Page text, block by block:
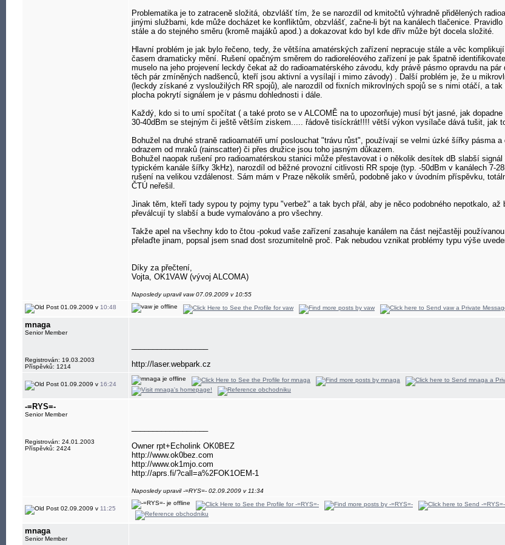
Problematika je to zatraceně složitá, obzvlášť tím, že se narozdíl od kmitočtů výhradně přidělených
jinými službami, kde může docházet ke konfliktům, obzvlášť, začne-li být na kanálech tlačenice.
stále a do stejného směru (kromě majáků apod.) a dokazovat kdo byl kde dřív může být docela složité.
Hlavní problém je jak bylo řečeno, tedy, že většína amatérských zařízení nepracuje stále a věc
časem dramaticky mění. Rušení opačným směrem do radioreléového zařízení je pak špatně
muselo na jeho projevení leckdy čekat až do radioamatérského závodu, kdy právě pásmo opravdu na
těch pár zmíněných nadšenců, kteří jsou aktivní a vysílají i mimo závody) . Další problém je, že u
(leckdy získané z vysloužilých RR spojů), ale narozdíl od fixních mikrovlných spojů se s nimi otáčí, a
plocha pokrytí signálem je v pásmu dohlednosti i dále.
Každý, kdo si to umí spočítat ( a také proto se v ALCOMĚ na to upozorňuje) musí být jasné, jak
30-40dBm se stejným či ještě větším ziskem..... řádově tisíckrát!!!! větší výkon vysílače dává tušit, jak
Bohužel na druhé straně radioamatéři umí poslouchat "trávu růst", používají se velmi úzké šířky
odrazem od mraků (rainscatter) či přes družice jsou toho jasným důkazem.
Bohužel naopak rušení pro radioamatérskou stanici může přestavovat i o několik desítek dB slabší
typickém kanále šířky 3kHz), narozdíl od běžné provozní citlivosti RR spoje (typ. -50dBm v kanálech 7-
rušení na velikou vzdálenost. Sám mám v Praze několik směrů, podobně jako v úvodním příspěvku,
ČTÚ neřešil.
Jinak těm, kteří tady sypou ty pojmy typu "verbež" a tak bych přál, aby je něco podobného nepotkalo,
převálcují ty slabší a bude vymalováno a pro všechny.
Takže apel na všechny kdo to čtou -pokud vaše zařízení zasahuje kanálem na část nejčastěji
přelaďte jinam, popsal jsem snad dost srozumitelně proč. Pak nebudou vznikat problémy typu výše
Díky za přečtení,
Vojta, OK1VAW (vývoj ALCOMA)
Naposledy upravil vaw 07.09.2009 v 10:55
01.09.2009 v 10:48
mnaga
Senior Member
Registrován: 19.03.2003
Příspěvků: 1214
http://laser.webpark.cz
01.09.2009 v 16:24
-=RYS=-
Senior Member
Registrován: 24.01.2003
Příspěvků: 2424
Owner rpt+Echolink OK0BEZ
http://www.ok0bez.com
http://www.ok1mjo.com
http://aprs.fi/?call=a%2FOK1OEM-1
Naposledy upravil -=RYS=- 02.09.2009 v 11:34
02.09.2009 v 11:25
mnaga
Senior Member